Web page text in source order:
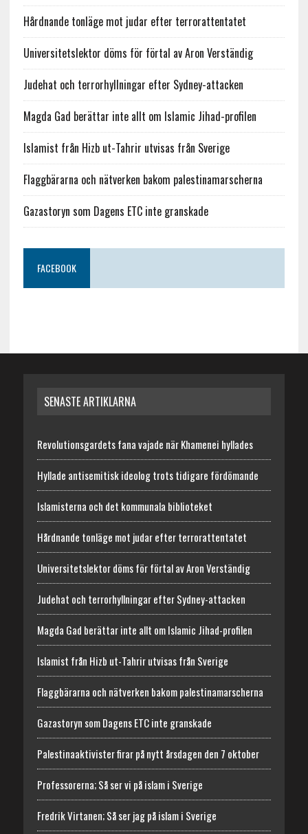
Hårdnande tonläge mot judar efter terrorattentatet
Universitetslektor döms för förtal av Aron Verständig
Judehat och terrorhyllningar efter Sydney-attacken
Magda Gad berättar inte allt om Islamic Jihad-profilen
Islamist från Hizb ut-Tahrir utvisas från Sverige
Flaggbärarna och nätverken bakom palestinamarscherna
Gazastoryn som Dagens ETC inte granskade
FACEBOOK
SENASTE ARTIKLARNA
Revolutionsgardets fana vajade när Khamenei hyllades
Hyllade antisemitisk ideolog trots tidigare fördömande
Islamisterna och det kommunala biblioteket
Hårdnande tonläge mot judar efter terrorattentatet
Universitetslektor döms för förtal av Aron Verständig
Judehat och terrorhyllningar efter Sydney-attacken
Magda Gad berättar inte allt om Islamic Jihad-profilen
Islamist från Hizb ut-Tahrir utvisas från Sverige
Flaggbärarna och nätverken bakom palestinamarscherna
Gazastoryn som Dagens ETC inte granskade
Palestinaaktivister firar på nytt årsdagen den 7 oktober
Professorerna; Så ser vi på islam i Sverige
Fredrik Virtanen; Så ser jag på islam i Sverige